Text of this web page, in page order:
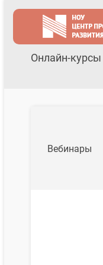
Онлайн-курсы
Вебинары